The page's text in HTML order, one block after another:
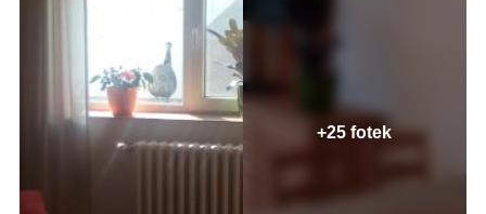
+25 fotek